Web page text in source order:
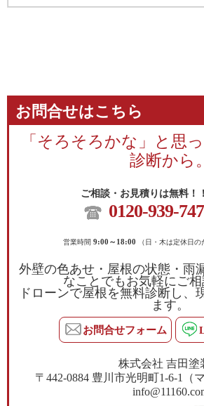
お問合せはこちら
「そろそろかな」と思
診断から。
ご相談・お見積りは無料！！
0120-939-747
営業時間 9:00～18:00 （日・木は定休日の
外壁の色あせ・屋根の状態・雨
なことでもお気軽にご相
ドローンで屋根を無料診断し、
ます。
お問合せフォーム
株式会社 吉田塗
〒442-0884 豊川市光明町1-6-1（